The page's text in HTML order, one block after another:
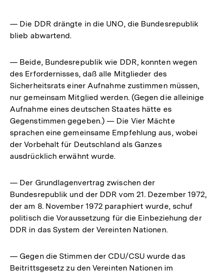
— Die DDR drängte in die UNO, die Bundesrepublik
blieb abwartend.
— Beide, Bundesrepublik wie DDR, konnten wegen
des Erfordernisses, daß alle Mitglieder des
Sicherheitsrats einer Aufnahme zustimmen müssen,
nur gemeinsam Mitglied werden. (Gegen die alleinige
Aufnahme eines deutschen Staates hätte es
Gegenstimmen gegeben.) — Die Vier Mächte
sprachen eine gemeinsame Empfehlung aus, wobei
der Vorbehalt für Deutschland als Ganzes
ausdrücklich erwähnt wurde.
— Der Grundlagenvertrag zwischen der
Bundesrepublik und der DDR vom 21. Dezember 1972,
der am 8. November 1972 paraphiert wurde, schuf
politisch die Voraussetzung für die Einbeziehung der
DDR in das System der Vereinten Nationen.
— Gegen die Stimmen der CDU/CSU wurde das
Beitrittsgesetz zu den Vereinten Nationen im